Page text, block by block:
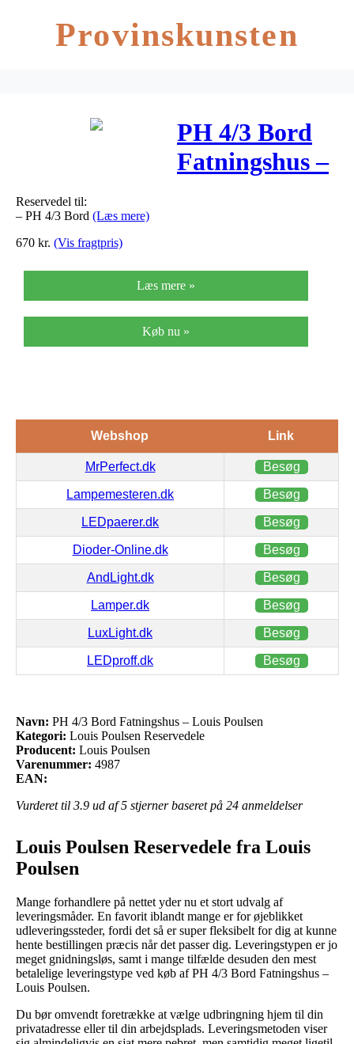
Provinskunsten
PH 4/3 Bord
Fatningshus –
Reservedel til:
– PH 4/3 Bord (Læs mere)
670 kr. (Vis fragtpris)
Læs mere »
Køb nu »
Webshop Link
MrPerfect.dk Besøg
Lampemesteren.dk Besøg
LEDpaerer.dk Besøg
Dioder-Online.dk Besøg
AndLight.dk Besøg
Lamper.dk Besøg
LuxLight.dk Besøg
LEDproff.dk Besøg
Navn: PH 4/3 Bord Fatningshus – Louis Poulsen
Kategori: Louis Poulsen Reservedele
Producent: Louis Poulsen
Varenummer: 4987
EAN:
Vurderet til 3.9 ud af 5 stjerner baseret på 24 anmeldelser
Louis Poulsen Reservedele fra Louis
Poulsen
Mange forhandlere på nettet yder nu et stort udvalg af
leveringsmåder. En favorit iblandt mange er for øjeblikket
udleveringssteder, fordi det så er super fleksibelt for dig at kunne
hente bestillingen præcis når det passer dig. Leveringstypen er jo
meget gnidningsløs, samt i mange tilfælde desuden den mest
betalelige leveringstype ved køb af PH 4/3 Bord Fatningshus –
Louis Poulsen.
Du bør omvendt foretrække at vælge udbringning hjem til din
privatadresse eller til din arbejdsplads. Leveringsmetoden viser